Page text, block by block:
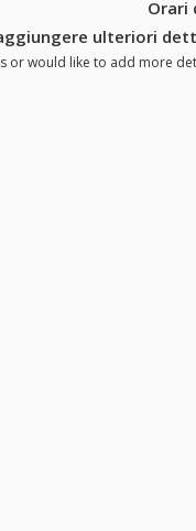
Orari
ulteriori
or would like to add more